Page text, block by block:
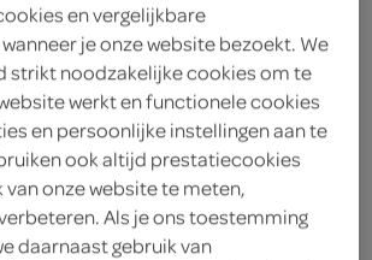
en vergelijkbare
je onze website bezoekt. We
strikt noodzakelijke cookies om te
werkt en functionele cookies
en persoonlijke instellingen aan te
ook altijd prestatiecookies
onze website te meten,
Als je ons toestemming
daarnaast gebruik van